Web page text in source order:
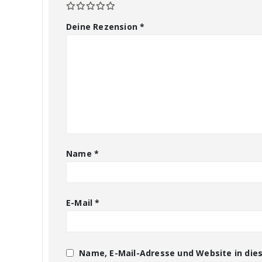
Deine Rezension*
Name *
E-Mail*
Name, E-Mail-Adresse und Website in